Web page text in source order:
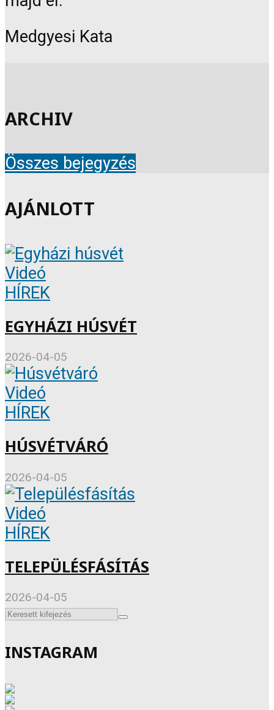
Medgyesi Kata
ARCHIV
Összes bejegyzés
AJÁNLOTT
Videó
HÍREK
EGYHÁZI HÚSVÉT
2026-04-05
Videó
HÍREK
HÚSVÉTVÁRÓ
2026-04-05
Videó
HÍREK
TELEPÜLÉSFÁSÍTÁS
2026-04-05
INSTAGRAM